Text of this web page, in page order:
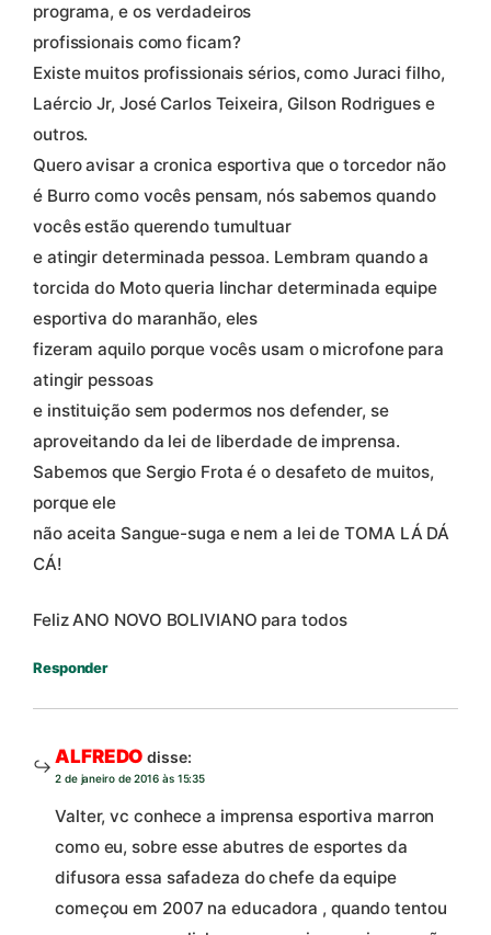
programa, e os verdadeiros
profissionais como ficam?
Existe muitos profissionais sérios, como Juraci filho,
Laércio Jr, José Carlos Teixeira, Gilson Rodrigues e
outros.
Quero avisar a cronica esportiva que o torcedor não
é Burro como vocês pensam, nós sabemos quando
vocês estão querendo tumultuar
e atingir determinada pessoa. Lembram quando a
torcida do Moto queria linchar determinada equipe
esportiva do maranhão, eles
fizeram aquilo porque vocês usam o microfone para
atingir pessoas
e instituição sem podermos nos defender, se
aproveitando da lei de liberdade de imprensa.
Sabemos que Sergio Frota é o desafeto de muitos,
porque ele
não aceita Sangue-suga e nem a lei de TOMA LÁ DÁ
CÁ!
Feliz ANO NOVO BOLIVIANO para todos
Responder
ALFREDO disse:
2 de janeiro de 2016 às 15:35
Valter, vc conhece a imprensa esportiva marron
como eu, sobre esse abutres de esportes da
difusora essa safadeza do chefe da equipe
começou em 2007 na educadora , quando tentou